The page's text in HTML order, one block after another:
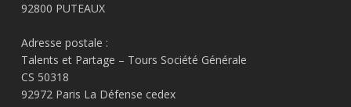
92800 PUTEAUX
Adresse postale :
Talents et Partage – Tours Société Générale
CS 50318
92972 Paris La Défense cedex